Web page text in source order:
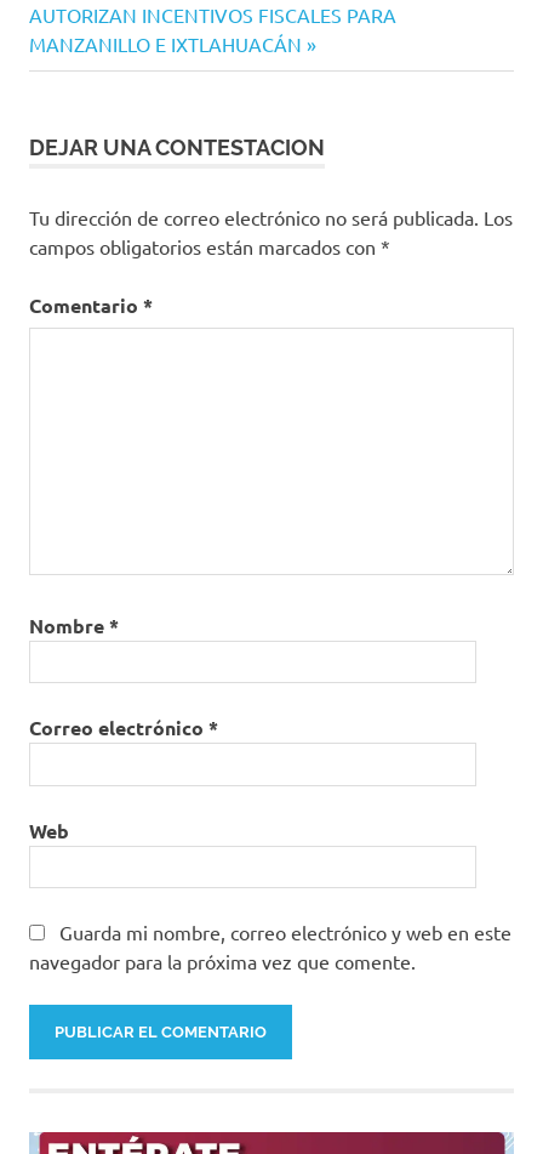
de
Colima
entradas
Siguiente
entrada:
AUTORIZAN INCENTIVOS FISCALES PARA
MANZANILLO E IXTLAHUACÁN
DEJAR UNA CONTESTACION
Tu dirección de correo electrónico no será publicada. Los
campos obligatorios están marcados con *
Comentario *
Nombre*
Correo electrónico *
Web
Guarda mi nombre, correo electrónico y web en este
navegador para la próxima vez que comente.